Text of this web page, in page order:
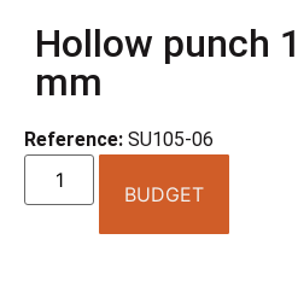
Hollow punch
mm
Reference: SU105-06
BUDGET